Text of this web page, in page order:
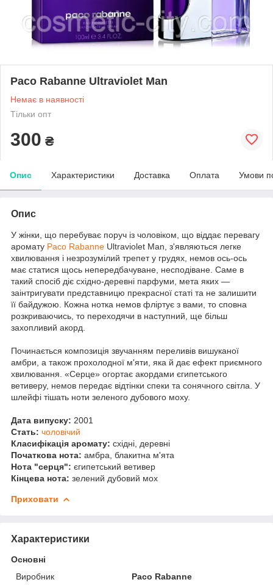
Paco Rabanne Ultraviolet Man
Немає в наявності
Тільки опт
300 ₴
Опис Характеристики Доставка Оплата Умови
Опис
У жінки, що перебуває поруч із чоловіком, що віддає перевагу
аромату Paco Rabanne Ultraviolet Man, з'являються легке
хвилювання і незрозумілий трепет у грудях, немов ось-ось
має статися щось непередбачуване, несподіване. Саме в
такий спосіб діє східно-деревні парфуми, мета яких —
заінтригувати представницю прекрасної статі та не залишити
її байдужою. Кожна нотка немов фліртує з вами, то сповна
розкриваючись, то переходячи в наступний, ще більш
захопливий акорд.
Починається композиція звучанням переливів вишуканої
амбри, а також прохолодної м'яти, яка й дає ефект приємного
хвилювання. «Серце» огортає акордами єгипетського
ветиверу, немов передає відтінки спеки та сонячного світла. У
шлейфі тішать ноти зеленого дубового моху.
Дата випуску: 2001
Стать: чоловічий
Класифікація аромату: східні, деревні
Початкова нота: амбра, блакитна м'ята
Нота "серця": єгипетський ветивер
Кінцева нота: зелений дубовий мох
Приховати
Характеристики
Основні
Виробник
Paco Rabanne